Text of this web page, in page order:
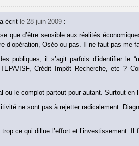
a écrit le 28 juin 2009 :
que d’être sensible aux réalités
d’opération, Oséo ou pas. Il ne faut pas me
publiques, il s’agit parfois d’identifier le
ISF, Crédit Impôt Recherche, etc ?
ou le complot partout pour autant. Surtout en
ne sont pas à rejetter radicalement.
ce qui dillue l’effort et l’investissement.